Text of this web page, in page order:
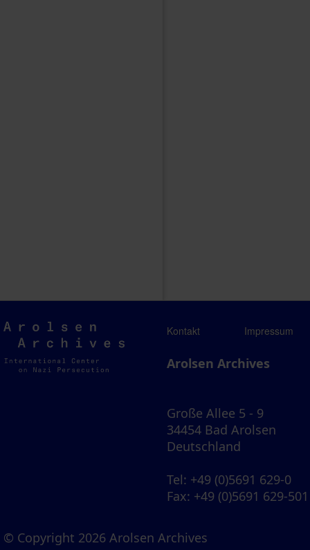
Arolsen
Archives
Kontakt Impressum
Arolsen Archives
Große Allee 5 - 9
34454 Bad Arolsen
Deutschland
Tel: +49 (0)5691 629-0
Fax: +49 (0)5691 629-501
© Copyright 2026 Arolsen Archives